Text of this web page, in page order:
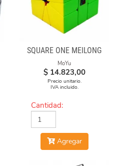
SQUARE ONE MEILONG
MoYu
$ 14.823,00
Precio unitario.
IVA incluido.
Cantidad:
Agregar